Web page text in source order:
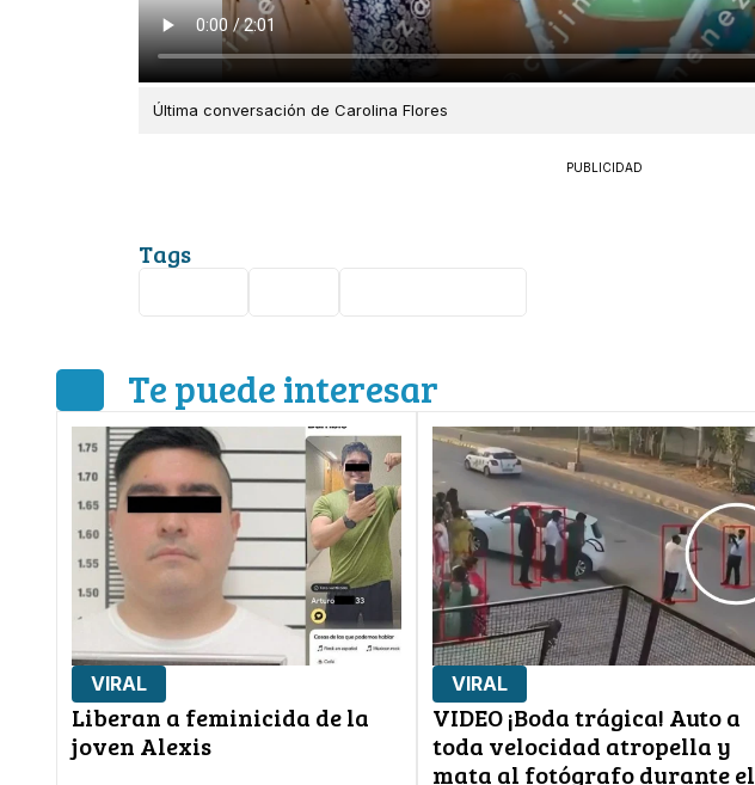
Última conversación de Carolina Flores
PUBLICIDAD
Tags
Te puede interesar
VIRAL
Liberan a feminicida de la
joven Alexis
VIRAL
VIDEO ¡Boda trágica! Auto a
toda velocidad atropella y
mata al fotógrafo durante el